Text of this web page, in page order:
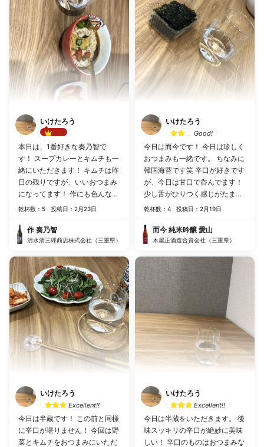
いけたろう
Best!!
本日は、1番好きな奏乃智で
す！ スープカレーとキムチも一
緒にいただきます！ キムチは昨
日の残りですが、いいおつまみ
になってます！ 作にも色んな種
類がありますが、奏乃智が1番
っぽりいただきます！
乾杯数：5 投稿日：2月23日
作 奏乃智
清水清三郎商店株式会社（三重県）
いけたろう
Excellent!!
今日は半蔵です！ この前と同様
に辛口が堪りません！ 今回は野
菜とキムチをおつまみにいただ
いけたろう
Good!
今日は而今です！ 今日は珍しく
おつまみも一緒です。 ちなみに
韓国海苔です笑 辛口が好きです
が、今日は甘口で呑んでます！
少し舌がひりつく感じがたまら
ないです。
乾杯数：4 投稿日：2月19日
而今 純米吟醸 愛山
木屋正酒造合資会社（三重県）
いけたろう
Excellent!!
今日は半蔵をいただきます。 後
味スッキリの辛口が絶妙に美味
しい！ 辛口のものはおつまみな